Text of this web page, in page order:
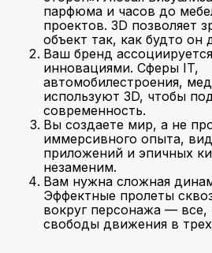
парфюма и часов до
проектов. 3D позволяет
объект так, как будто он
Ваш бренд
инновациями. Сферы IT,
автомобилестроения,
используют 3D, чтобы
современность.
Вы создаете мир, а не
иммерсивного опыта,
приложений и эпичных
незаменим.
Вам нужна сложная
Эффектные пролеты
вокруг персонажа — все,
свободы движения в трех